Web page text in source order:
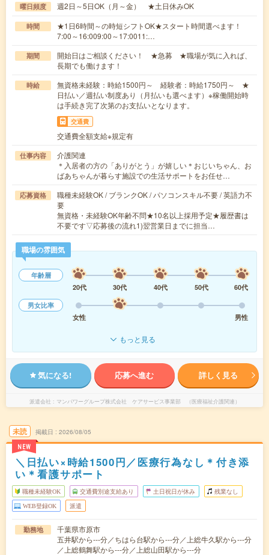
曜日頻度 週2日～5日OK（月～金） ★土日休みOK
時間
★1日6時間～の時短シフトOK★スタート時間選べます！
7:00～16:009:00～17:0011:…
期間
開始日はご相談ください！ ★急募 ★職場が気に入れば、
長期でも働けます！
時給
無資格未経験：時給1500円～ 経験者：時給1750円～ ★
日払い／週払い制度あり（月払いも選べます）※稼働開始時
は手続き完了次第のお支払いとなります。
交通費
交通費全額支給※規定有
仕事内容
介護関連
＊入居者の方の「ありがとう」が嬉しい＊おじいちゃん、お
ばあちゃんが暮らす施設での生活サポートをお任せ…
応募資格
職種未経験OK / ブランクOK / パソコンスキル不要 / 英語力不
要
無資格・未経験OK年齢不問★10名以上採用予定★履歴書は
不要です▽応募後の流れ1)翌営業日までに担当…
職場の雰囲気
年齢層
20代
30代 40代 50代
60代
男女比率
女性
男性
もっと見る
気になる! 応募へ進む 詳しく見る
派遣会社 マンパワーグループ株式会社 ケアサービス事業部 （医療福祉介護関連）
未読
NEW
掲載日 2026/08/05
＼日払い×時給1500円／医療行為なし＊付き添
い＊看護サポート
職種未経験OK 交通費別途支給あり 土日祝日が休み 残業なし
WEB登録OK 派遣
勤務地
千葉県市原市
五井駅から---分／ちはら台駅から---分／上総牛久駅から---分
／上総鶴舞駅から---分／上総山田駅から---分